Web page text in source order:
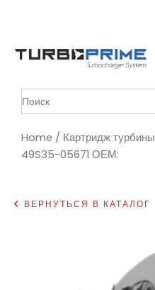
Search
for:
Home / Картридж турбины
49S35-05671 ОЕМ:
ВЕРНУТЬСЯ В КАТАЛОГ